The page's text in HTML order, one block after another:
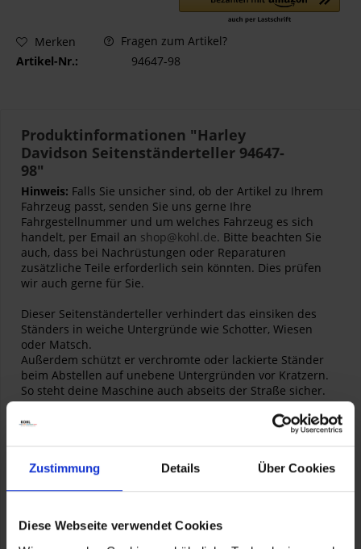
Zustimmung Details Über Cookies
Diese Webseite verwendet Cookies
Merken
Fragen zum Artikel?
Artikel-Nr.:
94647-98
Produktinformationen "Harley
Davidson Seitenständerteller 94647-
98"
Hinweis: Falls Sie unsicher sind, ob der Artikel zu Ihrem
Fahrzeug passt, senden Sie uns gerne Ihre
Fahrgestellnummer und um welches Fahrzeug es sich
handelt, per Email an shop@kohl.de. Bitte beachten Sie
auch, dass bei Nachrüstungen oder Reparaturen
zusätzliche Teile erforderlich sein könnten. Dies prüfen
wir auch gerne für Sie.
Dieser Seitenständerteller verhindert das einsiken des
Ständers in weiche Untergründe wie Schotter, Wiesen
oder Matsch.
Außerdem schützt er verchromte oder lackierte Ständer
beim Abstellen auf unebene Untergründen vor Kratzern.
So steht deine Maschine auch abseits der Straße sicher.
Artikelnummer:
Für alle Motorräder mit Seitenständer